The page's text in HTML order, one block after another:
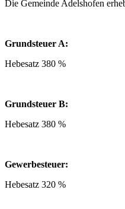
Die Gemeinde Adelshofen
Grundsteuer A:
Hebesatz 380 %
Grundsteuer B:
Hebesatz 380 %
Gewerbesteuer:
Hebesatz 320 %